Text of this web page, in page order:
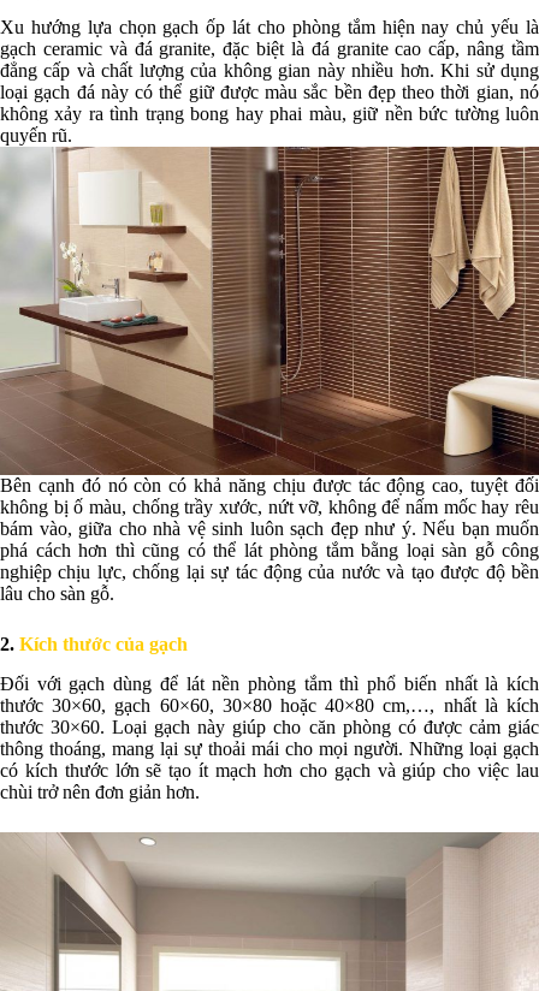
Xu hướng lựa chọn gạch ốp lát cho phòng tắm hiện nay chủ yếu là
gạch ceramic và đá granite, đặc biệt là đá granite cao cấp, nâng tầm
đẳng cấp và chất lượng của không gian này nhiều hơn. Khi sử dụng
loại gạch đá này có thể giữ được màu sắc bền đẹp theo thời gian, nó
không xảy ra tình trạng bong hay phai màu, giữ nền bức tường luôn
quyến rũ.
Bên cạnh đó nó còn có khả năng chịu được tác động cao, tuyệt đối
không bị ố màu, chống trầy xước, nứt vỡ, không để nấm mốc hay rêu
bám vào, giữa cho nhà vệ sinh luôn sạch đẹp như ý. Nếu bạn muốn
phá cách hơn thì cũng có thể lát phòng tắm bằng loại sàn gỗ công
nghiệp chịu lực, chống lại sự tác động của nước và tạo được độ bền
lâu cho sàn gỗ.
2. Kích thước của gạch
Đối với gạch dùng để lát nền phòng tắm thì phổ biến nhất là kích
thước 30×60, gạch 60×60, 30×80 hoặc 40×80 cm,…, nhất là kích
thước 30×60. Loại gạch này giúp cho căn phòng có được cảm giác
thông thoáng, mang lại sự thoải mái cho mọi người. Những loại gạch
có kích thước lớn sẽ tạo ít mạch hơn cho gạch và giúp cho việc lau
chùi trở nên đơn giản hơn.